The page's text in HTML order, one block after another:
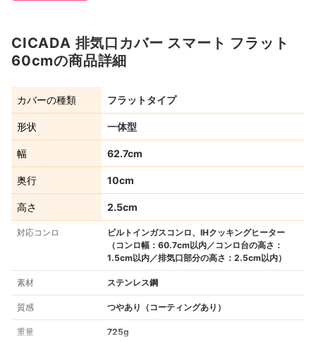
CICADA 排気口カバー スマート フラット
60cmの商品詳細
カバーの種類 フラットタイプ
形状 一体型
幅 62.7cm
奥行 10cm
高さ 2.5cm
対応コンロ
ビルトインガスコンロ、IHクッキングヒーター
（コンロ幅：60.7cm以内／コンロ台の高さ：
1.5cm以内／排気口部分の高さ：2.5cm以内）
素材 ステンレス鋼
質感 つやあり（コーティングあり）
重量 725g